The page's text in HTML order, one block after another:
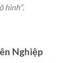
hình”.
Nghiệp